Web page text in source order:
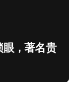
眼，著名贵